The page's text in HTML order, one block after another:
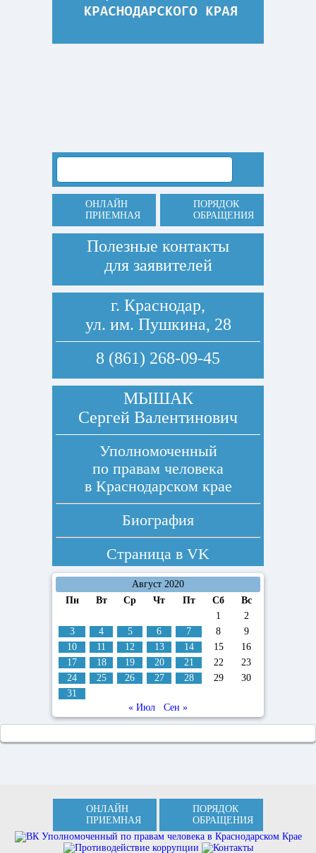
ОНЛАЙН
ПРИЕМНАЯ
ПОРЯДОК
ОБРАЩЕНИЯ
Полезные контакты
для заявителей
г. Краснодар,
ул. им. Пушкина, 28
8 (861) 268-09-45
МЫШАК
Сергей Валентинович
Уполномоченный
по правам человека
в Краснодарском крае
Биография
Страница в VK
Август 2020
Пн
Вт Ср Чт Пт Сб
Вс
1
2
3
4 5 6 7 8
9
10
11 12 13 14 15
16
17
18 19 20 21 22
23
24
25 26 27 28 29
30
31
« Июл
Сен »
ОНЛАЙН
ПРИЕМНАЯ
ПОРЯДОК
ОБРАЩЕНИЯ